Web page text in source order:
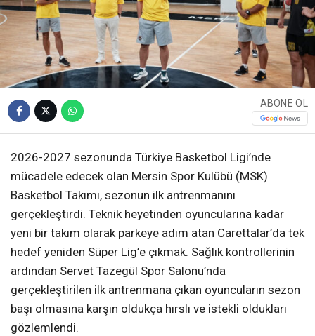
ABONE OL
2026-2027 sezonunda Türkiye Basketbol Ligi’nde
mücadele edecek olan Mersin Spor Kulübü (MSK)
Basketbol Takımı, sezonun ilk antrenmanını
gerçekleştirdi. Teknik heyetinden oyuncularına kadar
yeni bir takım olarak parkeye adım atan Carettalar’da tek
hedef yeniden Süper Lig’e çıkmak. Sağlık kontrollerinin
ardından Servet Tazegül Spor Salonu’nda
gerçekleştirilen ilk antrenmana çıkan oyuncuların sezon
başı olmasına karşın oldukça hırslı ve istekli oldukları
gözlemlendi.